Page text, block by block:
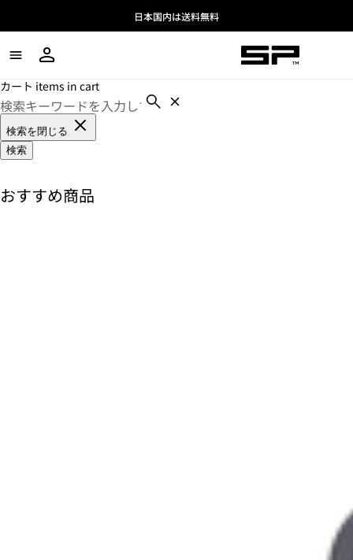
日本国内は送料無料
カート items in cart
検索を閉じる
検索
おすすめ商品